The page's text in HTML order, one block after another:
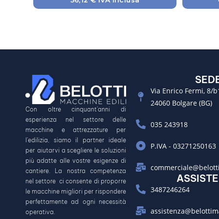
Con oltre cinquant’anni di
esperienza nel settore delle
macchine e attrezzature per
l’edilizia, siamo il partner ideale
per aiutarvi a scegliere le soluzioni
più adatte alle vostre esigenze di
cantiere. La nostra competenza
nel settore ci consente di proporre
le macchine migliori per rispondere
perfettamente ad ogni necessità
operativa.
Via Enrico Fermi, 8/
24060 Bolgare (BG)
035 243918
P.IVA - 03271250163
3487246264